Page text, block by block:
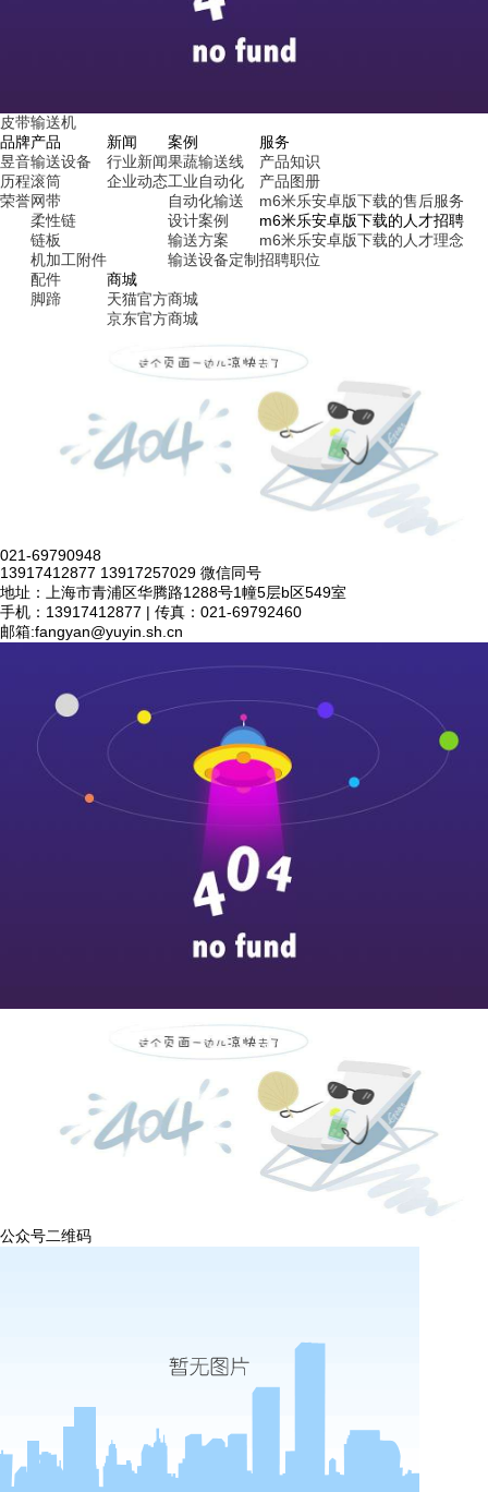
皮带输送机
品牌
昱音
历程
荣誉
产品
输送设备
滚筒
网带
柔性链
链板
机加工附件
配件
脚蹄
新闻
行业新闻
企业动态
案例
果蔬输送线
工业自动化
自动化输送
设计案例
输送方案
输送设备定制
服务
产品知识
产品图册
m6米乐安卓版下载的售后服务
m6米乐安卓版下载的人才招聘
m6米乐安卓版下载的人才理念
招聘职位
商城
天猫官方商城
京东官方商城
021-69790948
13917412877 13917257029 微信同号
地址：上海市青浦区华腾路1288号1幢5层b区549室
手机：13917412877 | 传真：021-69792460
邮箱:fangyan@yuyin.sh.cn
公众号二维码